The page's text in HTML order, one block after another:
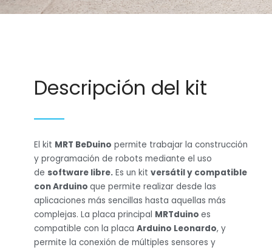
Descripción del kit
El kit MRT BeDuino permite trabajar la construcción
y programación de robots mediante el uso
desoftware libre. Es un kitversátil y compatible
con Arduinoque permite realizar desde las
aplicaciones más sencillas hasta aquellas más
complejas. La placa principal MRTduinoes
compatible con la placaArduino Leonardo, y
permite la conexión de múltiples sensores y